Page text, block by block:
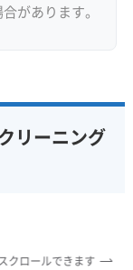
があります。
リーニング
スクロールできます